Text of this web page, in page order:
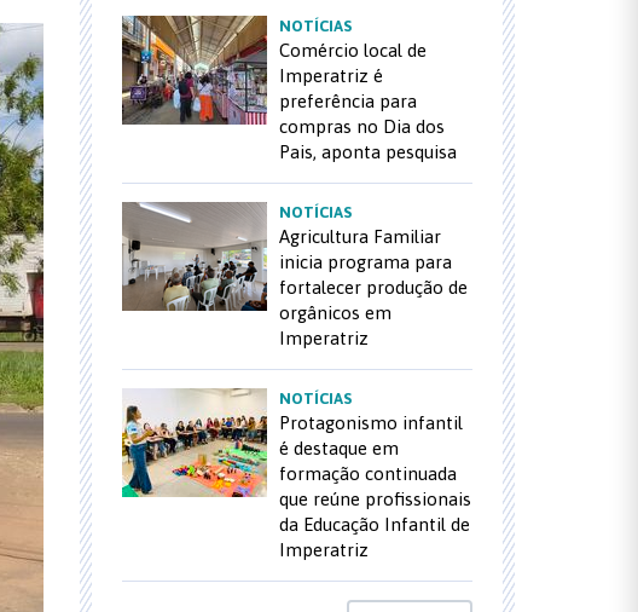
NOTÍCIAS
Comércio local de
Imperatriz é
preferência para
compras no Dia dos
Pais, aponta pesquisa
NOTÍCIAS
Agricultura Familiar
inicia programa para
fortalecer produção de
orgânicos em
Imperatriz
NOTÍCIAS
Protagonismo infantil
é destaque em
formação continuada
que reúne profissionais
da Educação Infantil de
Imperatriz